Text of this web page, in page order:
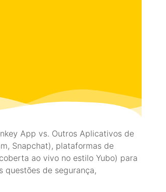
App vs. Outros Aplicativos de
Snapchat), plataformas de
ao vivo no estilo Yubo) para
questões de segurança,